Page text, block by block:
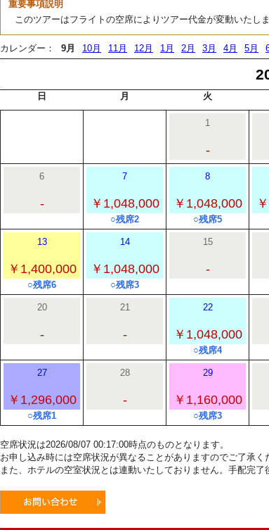
重要事項説明
このツアーはフライトの空席によりツアー代金が変動いたし
カレンダー： 9月 10月 11月 12月 1月 2月 3月 4月 5月
日 月 火
1
-
6
-
7
￥1,048,000
○残席2
8
￥1,048,000
○残席5
13
￥1,400,000
○残席6
14
￥1,048,000
○残席3
15
-
20
-
21
-
22
￥1,048,000
○残席4
27
￥1,296,000
○残席1
28
-
29
￥1,160,000
○残席3
空席状況は2026/08/07 00:17:00時点のものとなります。
お申し込み時には空席状況が異なることがありますのでご了承く
また、ホテルの空室状況とは連動いたしておりません。手配完了